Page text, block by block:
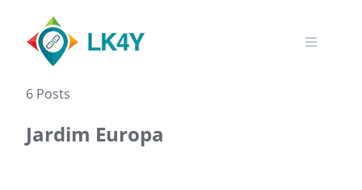
content
6 Posts
Jardim Europa